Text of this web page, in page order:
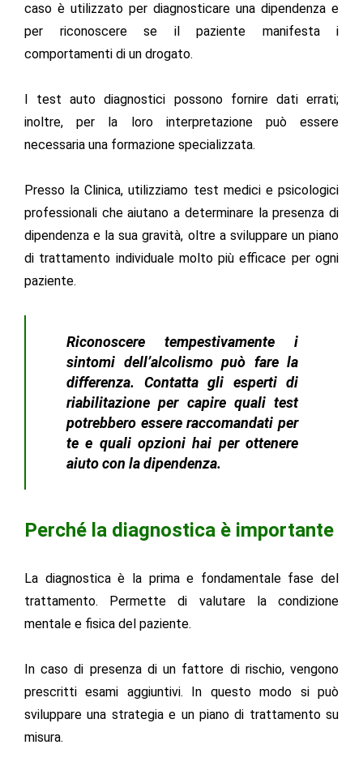
caso è utilizzato per diagnosticare una dipendenza e
per riconoscere se il paziente manifesta i
comportamenti di un drogato.
I test auto diagnostici possono fornire dati errati;
inoltre, per la loro interpretazione può essere
necessaria una formazione specializzata.
Presso la Clinica, utilizziamo test medici e psicologici
professionali che aiutano a determinare la presenza di
dipendenza e la sua gravità, oltre a sviluppare un piano
di trattamento individuale molto più efficace per ogni
paziente.
Riconoscere tempestivamente i
sintomi dell’alcolismo può fare la
differenza. Contatta gli esperti di
riabilitazione per capire quali test
potrebbero essere raccomandati per
te e quali opzioni hai per ottenere
aiuto con la dipendenza.
Perché la diagnostica è importante
La diagnostica è la prima e fondamentale fase del
trattamento. Permette di valutare la condizione
mentale e fisica del paziente.
In caso di presenza di un fattore di rischio, vengono
prescritti esami aggiuntivi. In questo modo si può
sviluppare una strategia e un piano di trattamento su
misura.